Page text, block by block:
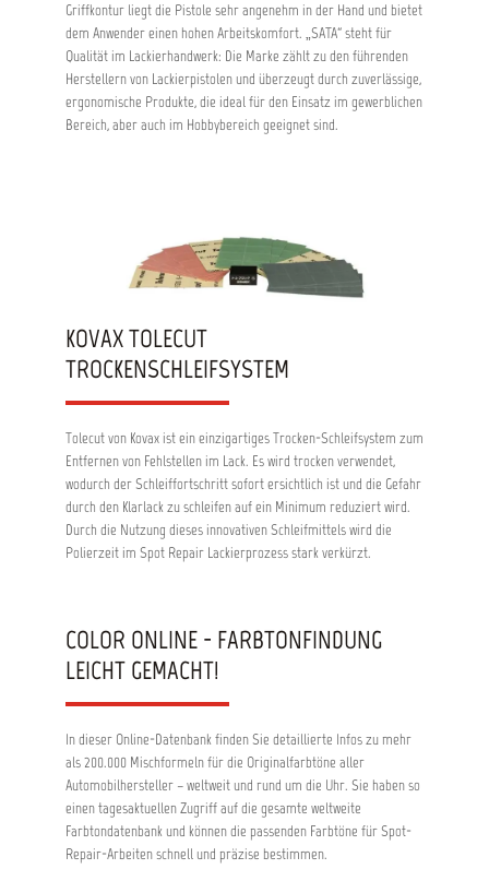
Griffkontur liegt die Pistole sehr angenehm in der Hand und bietet
dem Anwender einen hohen Arbeitskomfort. „SATA“ steht für
Qualität im Lackierhandwerk: Die Marke zählt zu den führenden
Herstellern von Lackierpistolen und überzeugt durch zuverlässige,
ergonomische Produkte, die ideal für den Einsatz im gewerblichen
Bereich, aber auch im Hobbybereich geeignet sind.
KOVAX TOLECUT
TROCKENSCHLEIFSYSTEM
Tolecut von Kovax ist ein einzigartiges Trocken-Schleifsystem zum
Entfernen von Fehlstellen im Lack. Es wird trocken verwendet,
wodurch der Schleiffortschritt sofort ersichtlich ist und die Gefahr
durch den Klarlack zu schleifen auf ein Minimum reduziert wird.
Durch die Nutzung dieses innovativen Schleifmittels wird die
Polierzeit im Spot Repair Lackierprozess stark verkürzt.
COLOR ONLINE - FARBTONFINDUNG
LEICHT GEMACHT!
In dieser Online-Datenbank finden Sie detaillierte Infos zu mehr
als 200.000 Mischformeln für die Originalfarbtöne aller
Automobilhersteller – weltweit und rund um die Uhr. Sie haben so
einen tagesaktuellen Zugriff auf die gesamte weltweite
Farbtondatenbank und können die passenden Farbtöne für Spot-
Repair-Arbeiten schnell und präzise bestimmen.